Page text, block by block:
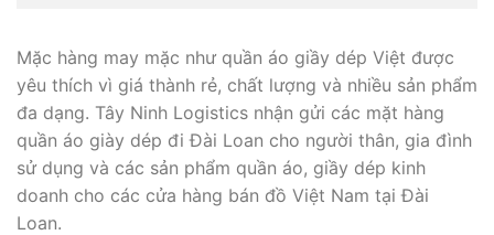
Mặc hàng may mặc như quần áo giầy dép Việt được
yêu thích vì giá thành rẻ, chất lượng và nhiều sản phẩm
đa dạng. Tây Ninh Logistics nhận gửi các mặt hàng
quần áo giày dép đi Đài Loan cho người thân, gia đình
sử dụng và các sản phẩm quần áo, giầy dép kinh
doanh cho các cửa hàng bán đồ Việt Nam tại Đài
Loan.